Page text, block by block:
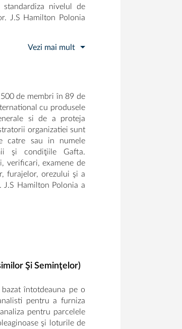
nivelul de
J.S Hamilton Polonia
Vezi mai mult
de membri în 89 de
cu produsele
si de a proteja
organizatiei sunt
catre sau in numele
şi condiţiile Gafta.
verificari, examene de
furajelor, orezului şi a
Hamilton Polonia a
Şi Seminţelor)
întotdeauna pe o
pentru a furniza
pentru parcelele
şi loturile de